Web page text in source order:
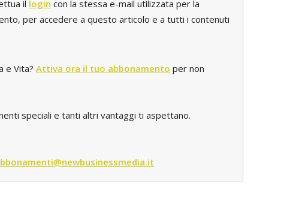
il login con la stessa e-mail utilizzata per la
per accedere a questo articolo e a tutti i contenuti
e Vita? Attiva ora il tuo abbonamento per non
speciali e tanti altri vantaggi ti aspettano.